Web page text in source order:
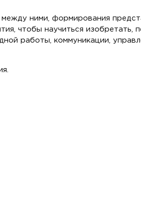
ними, формирования
чтобы научиться изобретать,
работы, коммуникации,